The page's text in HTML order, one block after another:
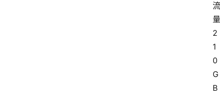
流
量
2
1
0
G
B